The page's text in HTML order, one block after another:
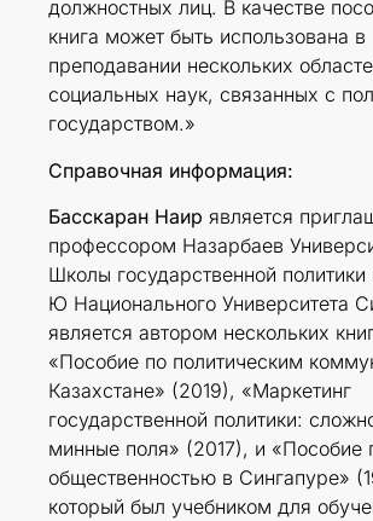
должностных лиц. В качестве
книга может быть использована в
преподавании нескольких
социальных наук, связанных с
государством.»
Справочная информация:
Басскаран Наир является
профессором Назарбаев
Школы государственной
Ю Национального Университета
является автором нескольких
«Пособие по политическим
Казахстане» (2019), «Маркетинг
государственной политики:
минные поля» (2017), и «Пособие
общественностью в Сингапуре»
который был учебником для